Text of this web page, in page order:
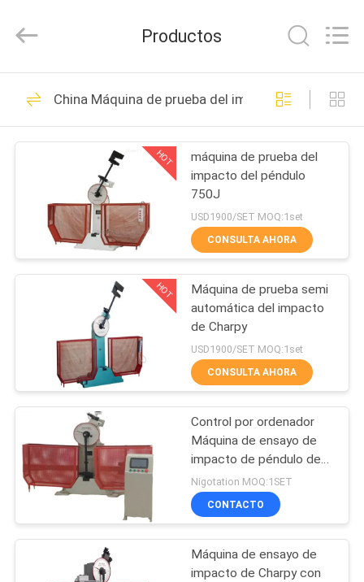
HOGAR
PRODUCTOS
NOSOTROS
VIAJE
FÁBRICA
CONTROL
CALIDAD
EN
CONTACTO
GROUP
Reserved.
Cámaras de la
prueba ambiental
1689
Cámara de la
prueba de la
humedad de la
temperatura
515
Cámara de la
prueba de espray de
sal
685
Productos
China Máquina de prueba del impacto de Charpy
HOT
máquina de prueba del
impacto del péndulo
750J
USD1900/SET MOQ:1set
CONSULTA AHORA
HOT
Máquina de prueba semi
automática del impacto
de Charpy
USD1900/SET MOQ:1set
CONSULTA AHORA
Control por ordenador
Máquina de ensayo de
impacto de péndulo de
metal
Nigotation MOQ:1SET
CONTACTO
Máquina de ensayo de
impacto de Charpy con